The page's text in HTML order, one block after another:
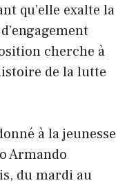
qu’elle exalte la
cherche à
de la lutte
à la jeunesse
Armando
du mardi au